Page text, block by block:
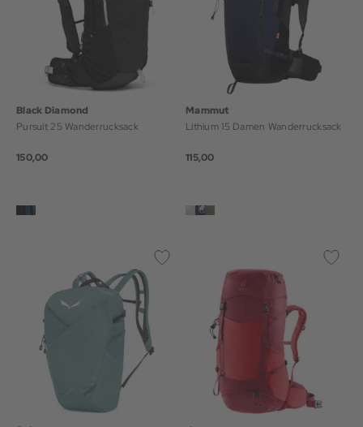
Black Diamond
Pursuit 25 Wanderrucksack
150,00
Mammut
Lithium 15 Damen Wanderrucksack
115,00